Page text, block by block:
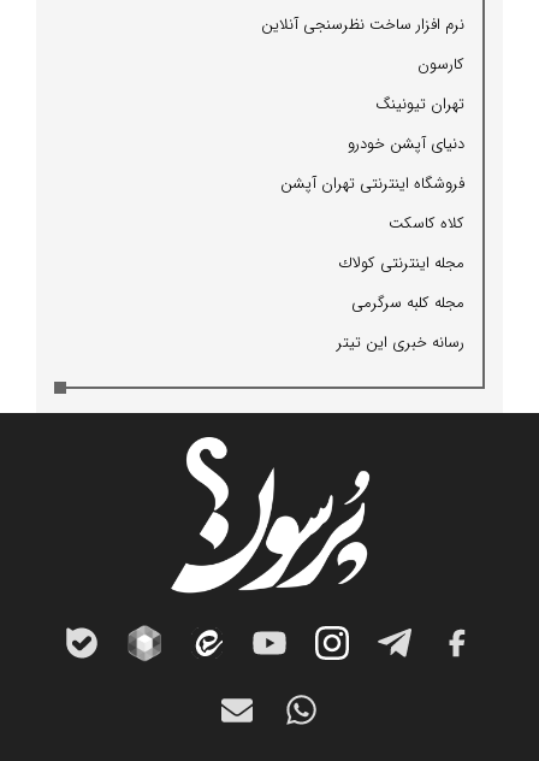
نرم افزار ساخت نظرسنجی آنلاین
كارسون
تهران تیونینگ
دنیای آپشن خودرو
فروشگاه اینترنتی تهران آپشن
كلاه كاسكت
مجله اینترنتی كولاك
مجله كلبه سرگرمی
رسانه خبری این تیتر